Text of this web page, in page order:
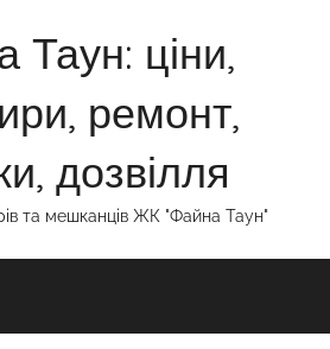
Таун: ціни,
ремонт,
дозвілля
та мешканців ЖК "Файна Таун"